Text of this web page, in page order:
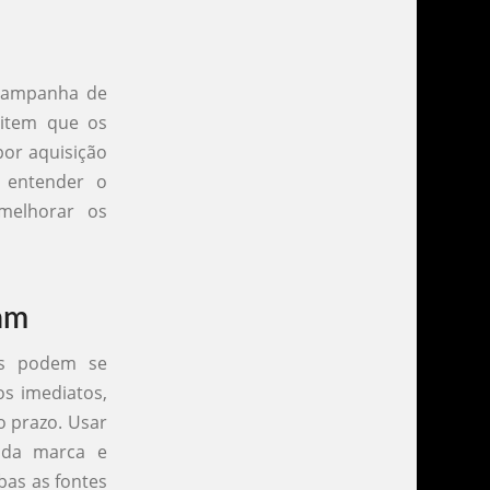
de
que os
aquisição
entender o
os
podem se
imediatos,
prazo. Usar
marca e
as fontes